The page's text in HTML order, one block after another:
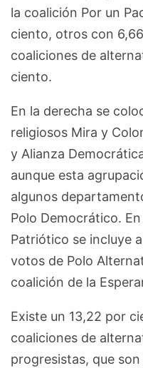
la coalición Por un
ciento, otros con
coaliciones de
ciento.
En la derecha se
religiosos Mira y
y Alianza
aunque esta
algunos
Polo Democrático.
Patriótico se incluye
votos de Polo
coalición de la
Existe un 13,22 por
coaliciones de
progresistas, que